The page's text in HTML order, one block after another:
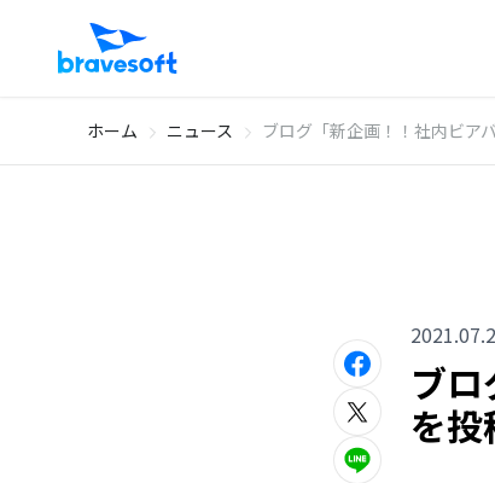
ホーム ニュース ブログ「新企画！！社内ビア
ブ
を